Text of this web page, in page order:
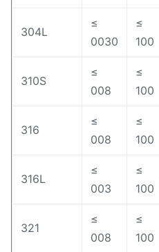
304L
≤
0030
≤
100
310S
≤
008
≤
100
316
≤
008
≤
100
316L
≤
003
≤
100
321
≤
008
≤
100